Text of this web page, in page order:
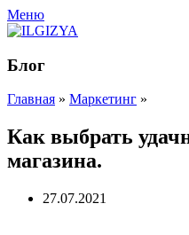
Меню
Блог
Главная » Маркетинг »
Как выбрать
магазина.
27.07.2021